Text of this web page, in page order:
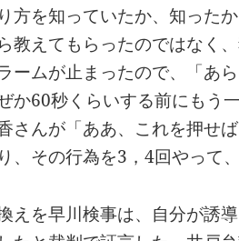
方を知っていたか、知った
教えてもらったのではなく
ームが止まったので、「あ
か60秒くらいする前にもう
さんが「ああ、これを押せ
、その行為を3，4回やって
えを早川検事は、自分が誘